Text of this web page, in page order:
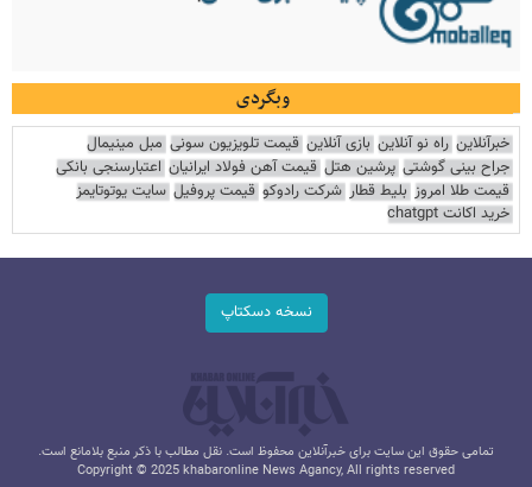
وبگردی
خبرآنلاین راه نو آنلاین بازی آنلاین قیمت تلویزیون سونی مبل مینیمال
جراح بینی گوشتی پرشین هتل قیمت آهن فولاد ایرانیان اعتبارسنجی بانکی
قیمت طلا امروز بلیط قطار شرکت رادوکو قیمت پروفیل سایت یوتوتایمز
خرید اکانت chatgpt
نسخه دسکتاپ
تمامی حقوق این سایت برای خبرآنلاین محفوظ است. نقل مطالب با ذکر منبع بلامانع است.
Copyright © 2025 khabaronline News Agancy, All rights reserved